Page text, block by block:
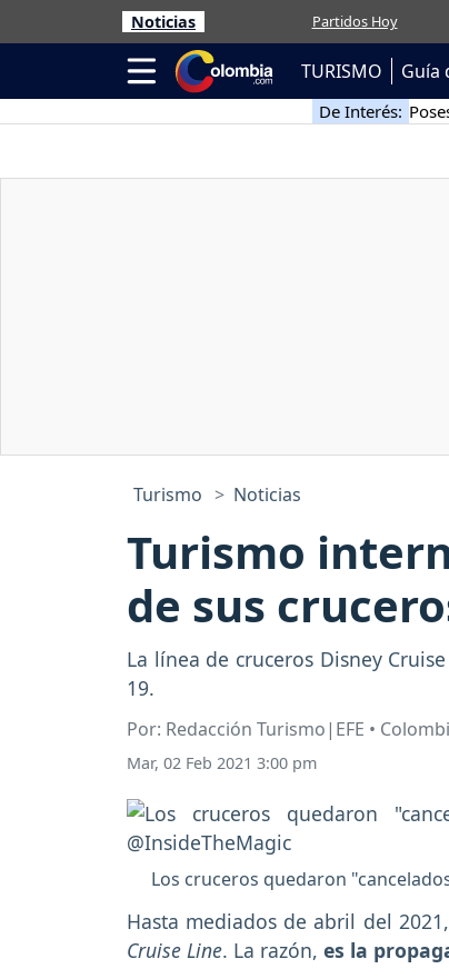
Noticias Partidos Hoy
TURISMO Guía
De Interés:
Turismo Noticias
Turismo
de sus
La línea de cruceros Disney
19.
Por: Redacción Turismo|EFE •
Mar, 02 Feb 2021 3:00 pm
Los cruceros quedaron
Hasta mediados de abril del
Cruise Line. La razón, es la